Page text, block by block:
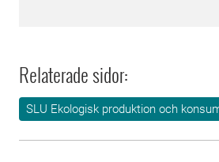
Relaterade sidor:
SLU Ekologisk produktion och